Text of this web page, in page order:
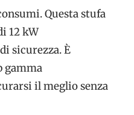
Questa stufa
12 kW
sicurezza. È
gamma
il meglio senza